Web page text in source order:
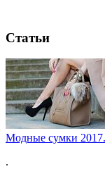
Статьи
Модные сумки
.